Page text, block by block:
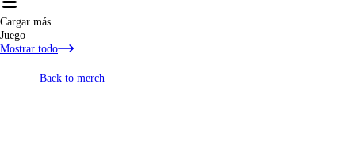
Cargar más
Juego
Mostrar todo
Back to merch